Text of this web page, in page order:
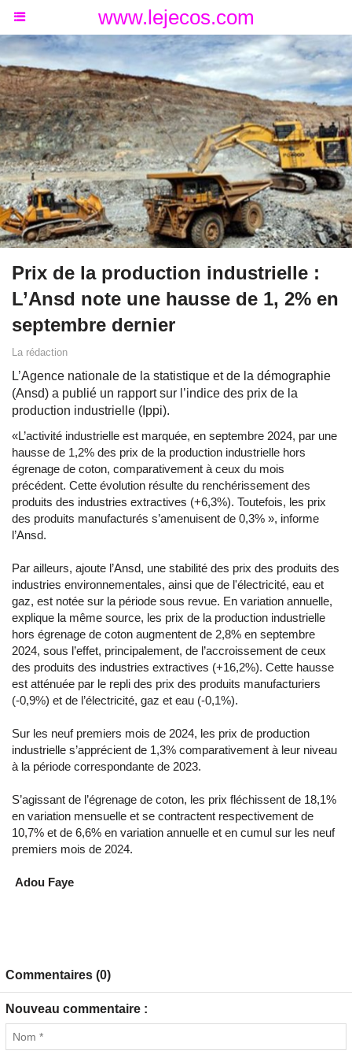
www.lejecos.com
Prix de la production industrielle :
L’Ansd note une hausse de 1, 2% en
septembre dernier
La rédaction
L’Agence nationale de la statistique et de la démographie
(Ansd) a publié un rapport sur l’indice des prix de la
production industrielle (Ippi).
«L’activité industrielle est marquée, en septembre 2024, par une
hausse de 1,2% des prix de la production industrielle hors
égrenage de coton, comparativement à ceux du mois
précédent. Cette évolution résulte du renchérissement des
produits des industries extractives (+6,3%). Toutefois, les prix
des produits manufacturés s’amenuisent de 0,3% », informe
l’Ansd.
Par ailleurs, ajoute l’Ansd, une stabilité des prix des produits des
industries environnementales, ainsi que de l'électricité, eau et
gaz, est notée sur la période sous revue. En variation annuelle,
explique la même source, les prix de la production industrielle
hors égrenage de coton augmentent de 2,8% en septembre
2024, sous l’effet, principalement, de l’accroissement de ceux
des produits des industries extractives (+16,2%). Cette hausse
est atténuée par le repli des prix des produits manufacturiers
(-0,9%) et de l’électricité, gaz et eau (-0,1%).
Sur les neuf premiers mois de 2024, les prix de production
industrielle s’apprécient de 1,3% comparativement à leur niveau
à la période correspondante de 2023.
S’agissant de l’égrenage de coton, les prix fléchissent de 18,1%
en variation mensuelle et se contractent respectivement de
10,7% et de 6,6% en variation annuelle et en cumul sur les neuf
premiers mois de 2024.
Adou Faye
Commentaires (0)
Nouveau commentaire :